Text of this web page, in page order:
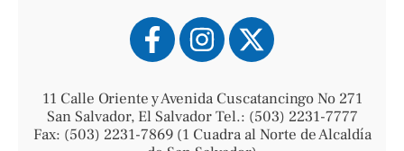
11 Calle Oriente y Avenida Cuscatancingo No 271
San Salvador, El Salvador Tel.: (503) 2231-7777
Fax: (503) 2231-7869 (1 Cuadra al Norte de Alcaldía